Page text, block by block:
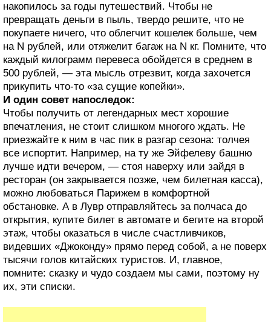
накопилось за годы путешествий. Чтобы не
превращать деньги в пыль, твердо решите, что не
покупаете ничего, что облегчит кошелек больше, чем
на N рублей, или отяжелит багаж на N кг. Помните, что
каждый килограмм перевеса обойдется в среднем в
500 рублей, — эта мысль отрезвит, когда захочется
прикупить что-то «за сущие копейки».
И один совет напоследок:
Чтобы получить от легендарных мест хорошие
впечатления, не стоит слишком многого ждать. Не
приезжайте к ним в час пик в разгар сезона: толчея
все испортит. Например, на ту же Эйфелеву башню
лучше идти вечером, — стоя наверху или зайдя в
ресторан (он закрывается позже, чем билетная касса),
можно любоваться Парижем в комфортной
обстановке. А в Лувр отправляйтесь за полчаса до
открытия, купите билет в автомате и бегите на второй
этаж, чтобы оказаться в числе счастливчиков,
видевших «Джоконду» прямо перед собой, а не поверх
тысячи голов китайских туристов. И, главное,
помните: сказку и чудо создаем мы сами, поэтому ну
их, эти списки.